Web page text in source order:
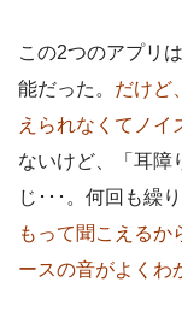
この2つのアプリ
能だった。 だけど
えられなくてノイ
ないけど、「耳障
じ･･･。何回も繰
もって聞こえるか
ースの音がよくわ